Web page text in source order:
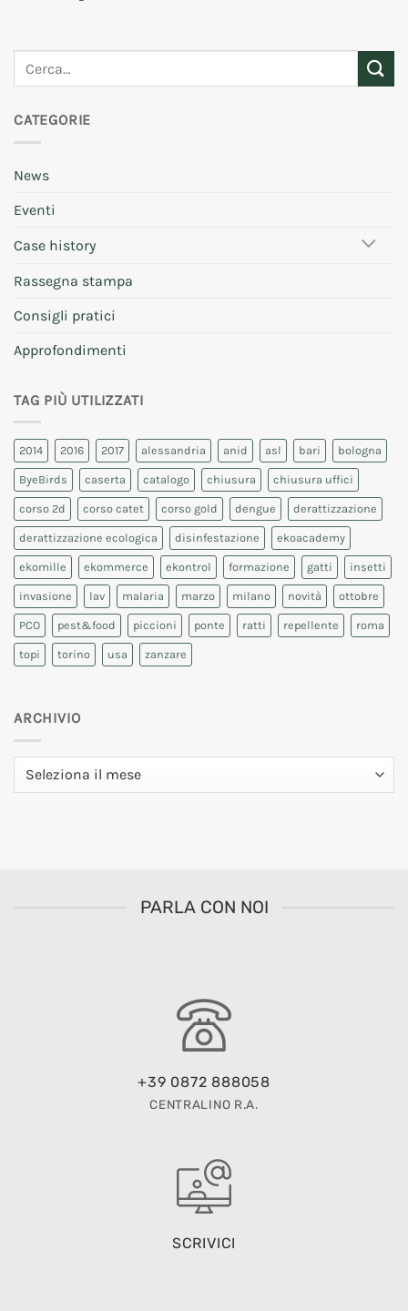
CATEGORIE
News
Eventi
Case history
Rassegna stampa
Consigli pratici
Approfondimenti
TAG PIÙ UTILIZZATI
2014 2016 2017 alessandria anid asl bari bologna
ByeBirds caserta catalogo chiusura chiusura uffici
corso 2d corso catet corso gold dengue derattizzazione
derattizzazione ecologica disinfestazione ekoacademy
ekomille ekommerce ekontrol formazione gatti insetti
invasione lav malaria marzo milano novità ottobre
PCO pest&food piccioni ponte ratti repellente roma
topi torino usa zanzare
ARCHIVIO
Archivio
PARLA CON NOI
+39 0872 888058
CENTRALINO R.A.
SCRIVICI